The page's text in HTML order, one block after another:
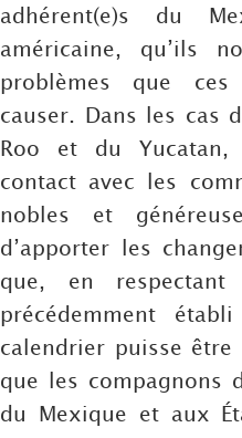
adhérent(e)s du
américaine, qu’ils
problèmes que ces
causer. Dans les cas
Roo et du
contact avec les
nobles et
d’apporter les
que, en
précédemment
calendrier puisse
que les compagnons
du Mexique et aux